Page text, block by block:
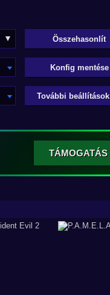
Konfig mentése
További beállítások
TÁMOGATÁS